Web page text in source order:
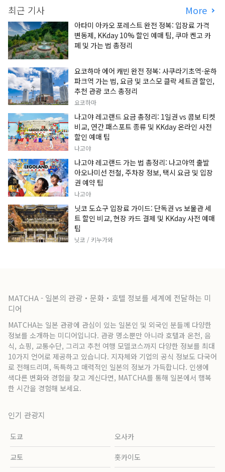
최근 기사 More
아타미 아카오 포레스트 완전 정복: 입장료 가격
변동제, KKday 10% 할인 예매 팁, 쿠마 켄고 카
페 및 가는 법 총정리
요코하마 에어 캐빈 완전 정복: 사쿠라기초역-운하
파크역 가는 법, 요금 및 코스모 클락 세트권 할인,
추천 관광 코스 총정리
요코하마
나고야 레고랜드 요금 총정리: 1일권 vs 콤보 티켓
비교, 연간 패스포트 종류 및 KKday 온라인 사전
할인 예매 팁
나고야
나고야 레고랜드 가는 법 총정리: 나고야역 출발
아오나미선 전철, 주차장 정보, 택시 요금 및 입장
권 예약 팁
나고야
닛코 도쇼구 입장료 가이드: 단독권 vs 보물관 세
트 할인 비교, 현장 카드 결제 및 KKday 사전 예매
팁
닛코 / 키누가와
MATCHA - 일본의 관광・문화・호텔 정보를 세계에 전달하는 미
디어
MATCHA는 일본 관광에 관심이 있는 일본인 및 외국인 분들께 다양한
정보를 소개하는 미디어입니다. 관광 명소뿐만 아니라 호텔과 온천, 음
식, 쇼핑, 교통수단, 그리고 추천 여행 모델코스까지 다양한 정보를 최대
10가지 언어로 제공하고 있습니다. 지자체와 기업의 공식 정보도 다국어
로 전해드리며, 독특하고 매력적인 일본의 정보가 가득합니다. 인생에
색다른 변화와 경험을 찾고 계신다면, MATCHA를 통해 일본에서 행복
한 시간을 경험해 보세요.
인기 관광지
도쿄 오사카
교토 홋카이도